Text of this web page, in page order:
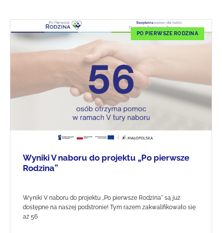
PO PIERWSZE RODZINA
Wyniki V naboru do projektu „Po pierwsze
Rodzina”
Wyniki V naboru do projektu „Po pierwsze Rodzina" są już
dostępne na naszej podstronie! Tym razem zakwalifikowało się
aż 56